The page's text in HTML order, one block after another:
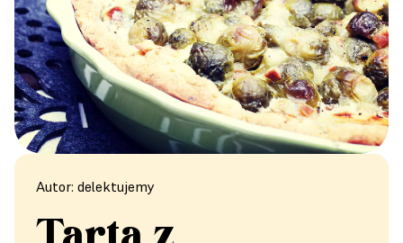
Autor: delektujemy